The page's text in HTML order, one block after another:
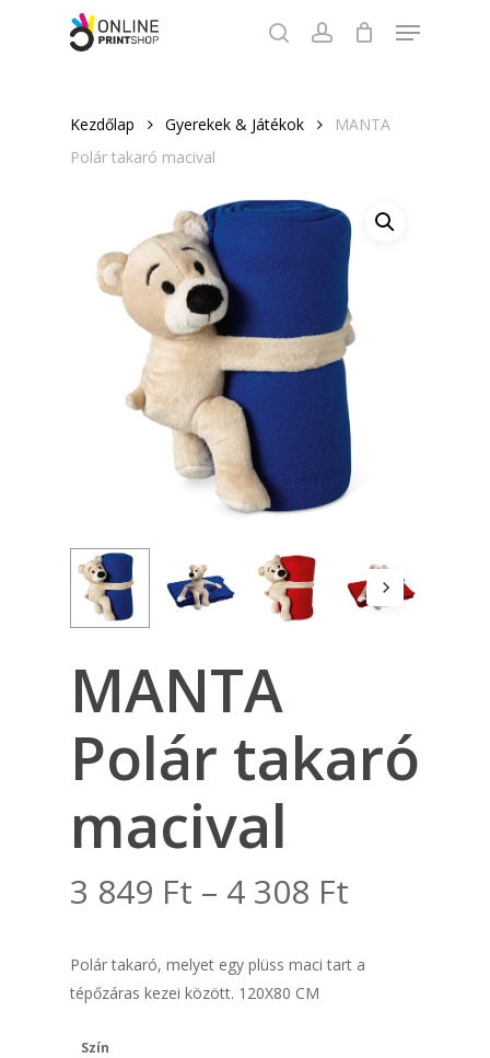
searchaccount
Menu
Kezdőlap Gyerekek & Játékok
MANTA
Polár takaró macival
MANTA
Polár takaró
macival
3 849 Ft – 4 308 Ft
849 Ft
Polár takaró, melyet egy plüss maci tart a
tépőzáras kezei között. 120X80 CM
Szín